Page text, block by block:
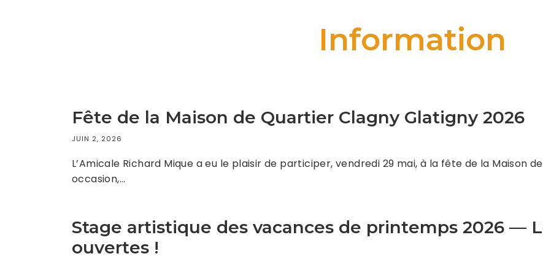
Information
Fête de la Maison de Quartier Clagny Glatigny 2026
JUIN 2, 2026
L’Amicale Richard Mique a eu le plaisir de participer, vendredi 29 mai, à la fête de la Maison
occasion,…
Stage artistique des vacances de printemps 2026 —
ouvertes !